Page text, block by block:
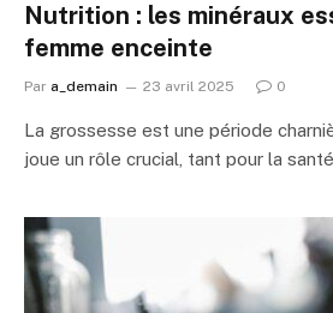
Nutrition : les minéraux
femme enceinte
Par a_demain 23 avril 2025 0
La grossesse est une période
joue un rôle crucial, tant pour la